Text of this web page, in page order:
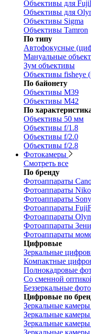
Объективы для
Объективы для
Объективы Sigma
Объективы Tamron
По типу
Автофокусные
Мануальные
Зум объективы
Объективы fisheye
По байонету
Объективы M39
Объективы M42
По
Объективы 50 мм
Объективы f/1.8
Объективы f/2.0
Объективы f/2.8
Фотокамеры
Смотреть все
По бренду
Фотоаппараты
Фотоаппараты
Фотоаппараты Sony
Фотоаппараты
Фотоаппараты
Фотоаппараты
Фотоаппараты
Цифровые
Зеркальные
Компактные
Полнокадровые
Со сменной
Беззеркальные
Цифровые по
Зеркальные камеры
Зеркальные
Зеркальные
Зеркальные камеры